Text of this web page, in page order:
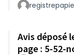
Avis déposé
page : 5-52-